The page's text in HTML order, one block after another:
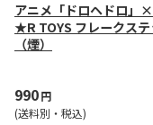
アニメ「ドロヘドロ」
★R TOYS フレークステ
（煙）
990円
(送料別・税込)